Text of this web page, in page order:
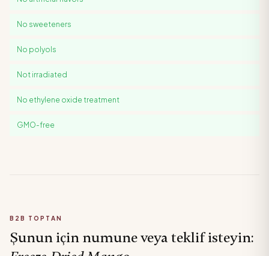
No sweeteners
No polyols
Not irradiated
No ethylene oxide treatment
GMO-free
B2B TOPTAN
Şunun için numune veya teklif isteyin: